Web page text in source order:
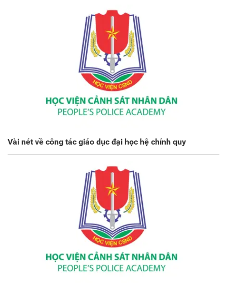
Vài nét về công tác giáo dục đại học hệ chính quy